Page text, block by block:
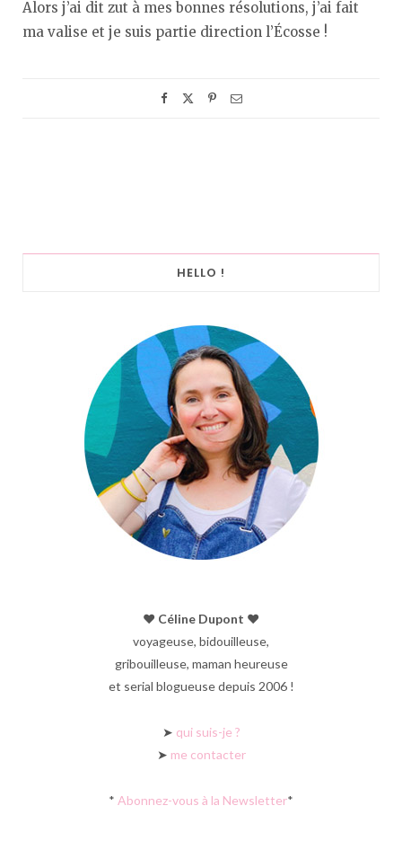
Alors j’ai dit zut à mes bonnes résolutions, j’ai fait
ma valise et je suis partie direction l’Écosse !
HELLO !
♥︎ Céline Dupont ♥︎
voyageuse, bidouilleuse,
gribouilleuse, maman heureuse
et serial blogueuse depuis 2006 !
➤ qui suis-je ?
➤ me contacter
* Abonnez-vous à la Newsletter*